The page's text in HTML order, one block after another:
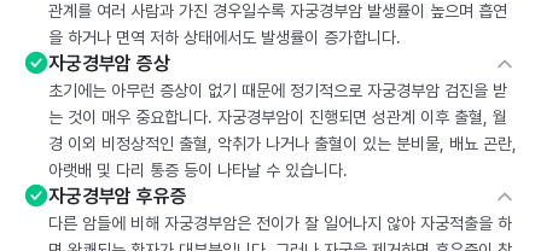
관계를 여러 사람과 가진 경우일수록 자궁경부암 발생률이 높으며 흡연
을 하거나 면역 저하 상태에서도 발생률이 증가합니다.
자궁경부암 증상
초기에는 아무런 증상이 없기 때문에 정기적으로 자궁경부암 검진을 받
는 것이 매우 중요합니다. 자궁경부암이 진행되면 성관계 이후 출혈, 월
경 이외 비정상적인 출혈, 악취가 나거나 출혈이 있는 분비물, 배뇨 곤란,
아랫배 및 다리 통증 등이 나타날 수 있습니다.
자궁경부암 후유증
다른 암들에 비해 자궁경부암은 전이가 잘 일어나지 않아 자궁적출을 하